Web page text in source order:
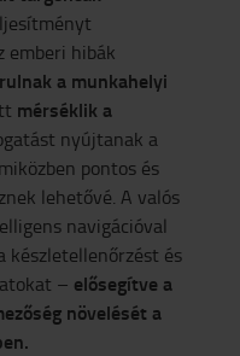
emberi hibák
a munkahelyi
mérséklik a
nyújtanak a
pontos és
lehetővé. A valós
navigációval
készletellenőrzést és
– elősegítve a
növelését a